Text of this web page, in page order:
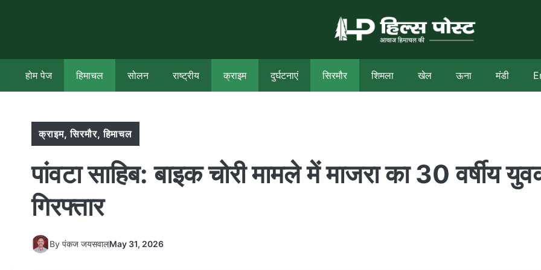
होम पेज हिमाचल सोलन राष्ट्रीय क्राइम दुर्घटनाएं सिरमौर शिमला खेल ऊना मंडी
क्राइम,सिरमौर,हिमाचल
पांवटा साहिब: बाइक चोरी मामले में माजरा का 30 वर्षीय
गिरफ्तार
By पंकज जयसवालMay 31, 2026